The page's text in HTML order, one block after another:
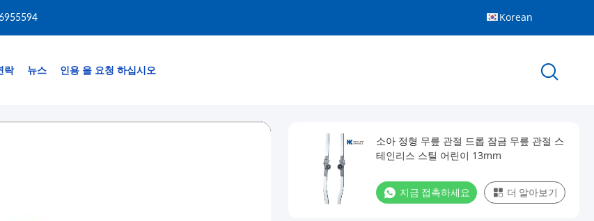
Korean
락 뉴스 인용 을 요청 하십시오
소아 정형 무릎 관절 드롭 잠금 무릎 관절 스
테인리스 스틸 어린이 13mm
지금 접촉하세요 더 알아보기